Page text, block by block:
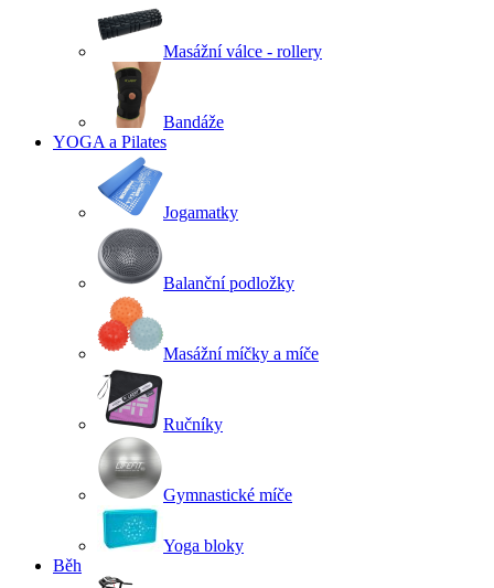
Masážní válce - rollery
Bandáže
YOGA a Pilates
Jogamatky
Balanční podložky
Masážní míčky a míče
Ručníky
Gymnastické míče
Yoga bloky
Běh